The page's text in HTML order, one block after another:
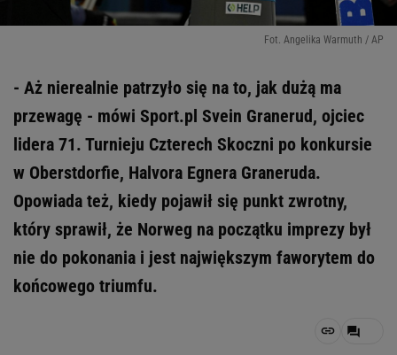
Fot. Angelika Warmuth / AP
- Aż nierealnie patrzyło się na to, jak dużą ma
przewagę - mówi Sport.pl Svein Granerud, ojciec
lidera 71. Turnieju Czterech Skoczni po konkursie
w Oberstdorfie, Halvora Egnera Graneruda.
Opowiada też, kiedy pojawił się punkt zwrotny,
który sprawił, że Norweg na początku imprezy był
nie do pokonania i jest największym faworytem do
końcowego triumfu.